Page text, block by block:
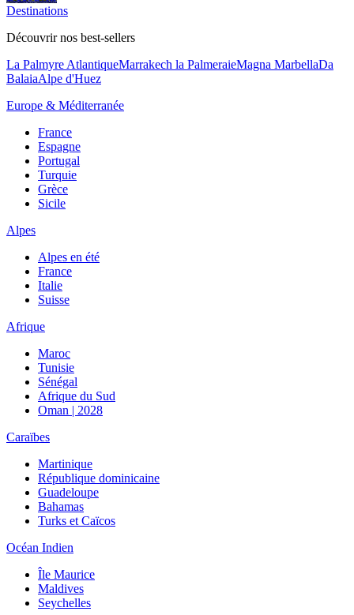
Destinations
Découvrir nos best-sellers
La Palmyre AtlantiqueMarrakech la PalmeraieMagna MarbellaDa
BalaiaAlpe d'Huez
Europe & Méditerranée
France
Espagne
Portugal
Turquie
Grèce
Sicile
Alpes
Alpes en été
France
Italie
Suisse
Afrique
Maroc
Tunisie
Sénégal
Afrique du Sud
Oman | 2028
Caraïbes
Martinique
République dominicaine
Guadeloupe
Bahamas
Turks et Caïcos
Océan Indien
Île Maurice
Maldives
Seychelles